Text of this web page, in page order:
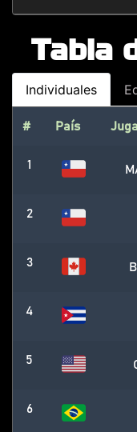
Tabla
Individuales
# País
1
2
3
4
5
6